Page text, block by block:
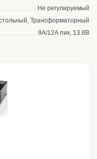
Не регулируемый
Трансформаторный
9А/12А пик, 13.8В